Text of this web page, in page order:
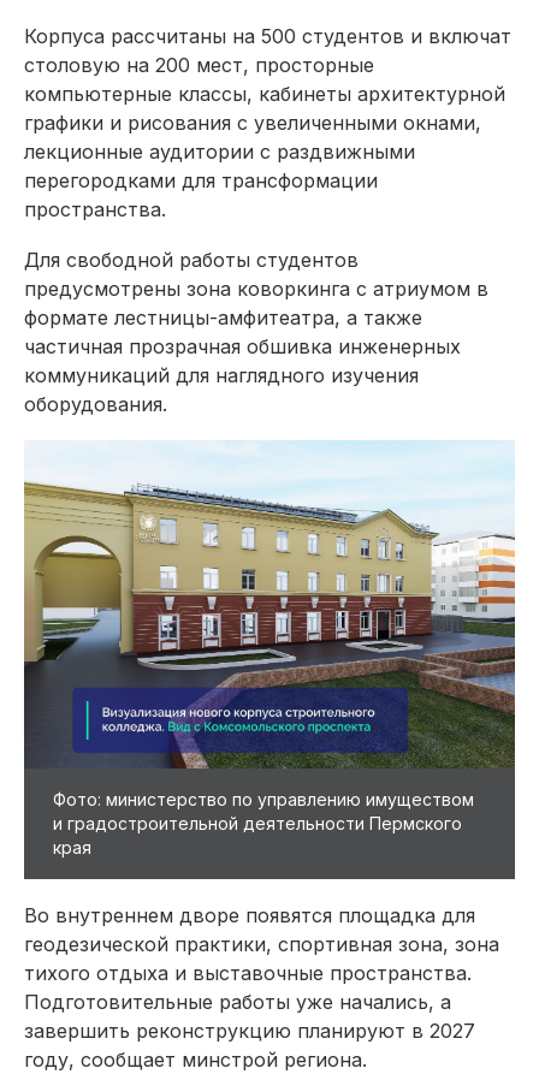
Корпуса рассчитаны на 500 студентов и включат
столовую на 200 мест, просторные
компьютерные классы, кабинеты архитектурной
графики и рисования с увеличенными окнами,
лекционные аудитории с раздвижными
перегородками для трансформации
пространства.
Для свободной работы студентов
предусмотрены зона коворкинга с атриумом в
формате лестницы-амфитеатра, а также
частичная прозрачная обшивка инженерных
коммуникаций для наглядного изучения
оборудования.
Фото: министерство по управлению имуществом
и градостроительной деятельности Пермского
края
Во внутреннем дворе появятся площадка для
геодезической практики, спортивная зона, зона
тихого отдыха и выставочные пространства.
Подготовительные работы уже начались, а
завершить реконструкцию планируют в 2027
году, сообщает минстрой региона.